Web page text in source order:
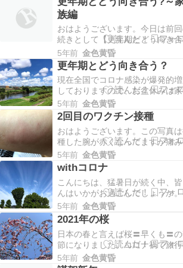
たきっかけもないのに胸がドキド
してました。昼間はまだ運動した
して少し落ち着きますが、夜に
と眠れなくなります。色々試し
ましたが、深呼吸が一番…
族編
おはようございます。今日は前
続きとして【更年期とどう向き合
う？～家族編】を家族の皆さんに
届けしたいと思います。更年期に
いて理解していただき、更年期で
しむ奥さんやお母さんを支える
で家族の絆を深め、幸せを実感で
るようになる事を目指しましょう
もし自分の奥さんが病気で…
5年前 金色黄昏
更年期とどう向き合う？
現在全国でコロナ感染が爆発的
しておりますので、お盆休みは
整理整頓などしながら外出を控え
ようにしたいと思います。三日前
ワクチン接種2回目を終えました
が、今は腕の赤みもなく体が軽
った気がします。副反応を心配さ
る方も多いと思いますがご自身の
断で接種されるのをお勧め…
5年前 金色黄昏
2回目のワクチン接種
おはようございます。この写真
種した腕が赤くなってますが痛
痒みもありません。一昨日モデル
ワクチンの2回目を接種しました。
これからワクチン接種する方も多
と思いますので自分の経験を述べ
いと思います。午後4時に接種し
夜9時くらいから腕の痛みが出始め
ました。なのでその間家…
5年前 金色黄昏
withコロナ
こんにちは、猛暑日が続く中、皆
んはいかがお過ごしでしょうか
ロナ禍での夏はとても辛い方も沢
いらっしゃると思います。私も暑
りなので毎日が大変です。この数
月間毎日1万歩歩いていましたが
先週から暑さで迷いながらウォ
ングをしております。朝の5時頃は
5年前 金色黄昏
2021年の桜
日本の春と言えば桜〓早くも〓
節になりました。コロナ禍で旅
行けないし近所で散歩しながら桜
を楽しむのが夫婦のプチ贅沢かな
5年前 金色黄昏